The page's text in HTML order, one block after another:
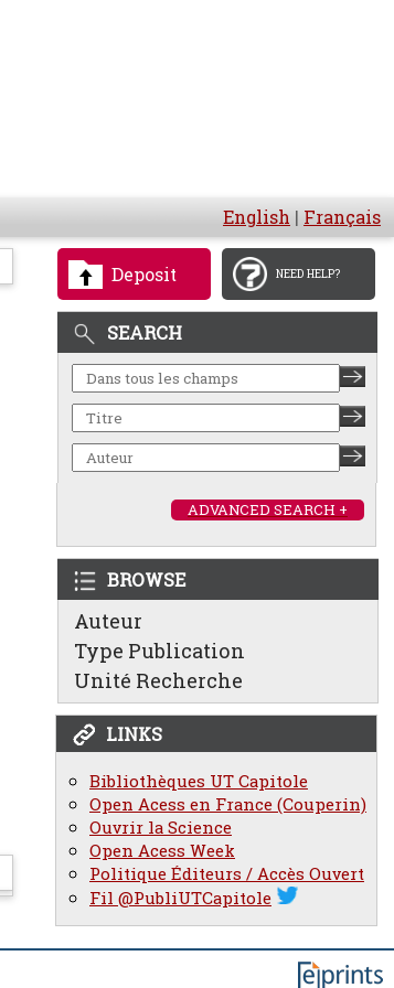
English | Français
Deposit NEED HELP?
SEARCH
ADVANCED SEARCH +
BROWSE
Auteur
Type Publication
Unité Recherche
LINKS
Bibliothèques UT Capitole
Open Acess en France (Couperin)
Ouvrir la Science
Open Acess Week
Politique Éditeurs / Accès Ouvert
Fil @PubliUTCapitole